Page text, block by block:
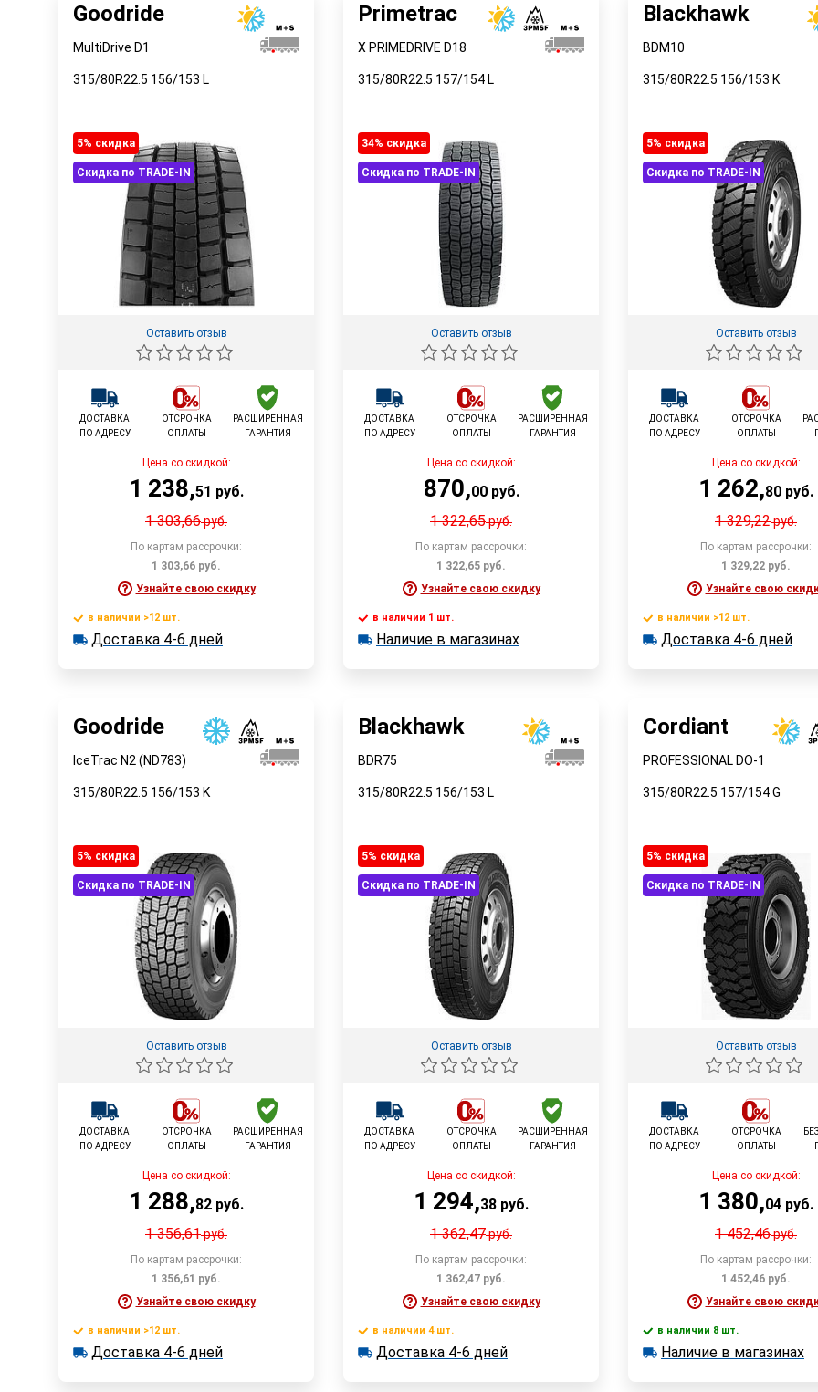
Goodride
MultiDrive D1
315/80R22.5 156/153 L
5% cкидка
Скидка по TRADE-IN
Оставить отзыв
ДОСТАВКА
ПО АДРЕСУ
ОТСРОЧКА
ОПЛАТЫ
РАСШИРЕННАЯ
ГАРАНТИЯ
Цена со скидкой:
1 238,51 руб.
1 303,66руб.
По картам рассрочки:
1 303,66 руб.
Узнайте свою скидку
В корзину
в наличии >12 шт.
в наличии >12 шт.
Доставка 4-6 дней
Primetrac
X PRIMEDRIVE D18
315/80R22.5 157/154 L
34% cкидка
Скидка по TRADE-IN
Оставить отзыв
ДОСТАВКА
ПО АДРЕСУ
ОТСРОЧКА
ОПЛАТЫ
РАСШИРЕННАЯ
ГАРАНТИЯ
Цена со скидкой:
870,00руб.
1 322,65руб.
По картам рассрочки:
1 322,65 руб.
Узнайте свою скидку
В корзину
в наличии 1 шт.
в наличии 1 шт.
Наличие в магазинах
Blackhawk
BDM10
315/80R22.5 156/153 K
5% cкидка
Скидка по TRADE-IN
Оставить отзыв
ДОСТАВКА
ПО АДРЕСУ
ОТСРОЧКА
ОПЛАТЫ
Цена со скидкой:
1 262,80 руб.
1 329,22руб.
По картам рассрочки:
1 329,22 руб.
Узнайте свою
В
в наличии >12 шт.
в наличии >12 шт.
Доставка 4-6 дней
Goodride
IceTrac N2 (ND783)
315/80R22.5 156/153 K
5% cкидка
Скидка по TRADE-IN
Оставить отзыв
ДОСТАВКА
ПО АДРЕСУ
ОТСРОЧКА
ОПЛАТЫ
РАСШИРЕННАЯ
ГАРАНТИЯ
Цена со скидкой:
1 288,82 руб.
1 356,61руб.
По картам рассрочки:
1 356,61 руб.
Узнайте свою скидку
В корзину
в наличии >12 шт.
в наличии >12 шт.
Доставка 4-6 дней
Blackhawk
BDR75
315/80R22.5 156/153 L
5% cкидка
Скидка по TRADE-IN
Оставить отзыв
ДОСТАВКА
ПО АДРЕСУ
ОТСРОЧКА
ОПЛАТЫ
РАСШИРЕННАЯ
ГАРАНТИЯ
Цена со скидкой:
1 294,38 руб.
1 362,47руб.
По картам рассрочки:
1 362,47 руб.
Узнайте свою скидку
В корзину
в наличии 4 шт. Доставка 4-6 дней
в наличии 4 шт.
Доставка 4-6 дней
Cordiant
PROFESSIONAL DO-1
315/80R22.5 157/154G
5% cкидка
Скидка по TRADE-IN
Оставить отзыв
ДОСТАВКА
ПО АДРЕСУ
ОТСРОЧКА
ОПЛАТЫ
Цена со скидкой:
1 380,04 руб.
1 452,46руб.
По картам рассрочки:
1 452,46 руб.
Узнайте свою
В
в наличии 8 шт.
в наличии 8 шт.
Наличие в магазинах